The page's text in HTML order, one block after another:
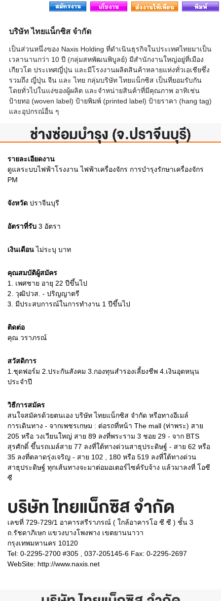
บริษัท ไทยแน็กซิส จำกัด
เป็นส่วนหนึ่งของ Naxis Holding ที่ดำเนินธุรกิจในประเทศไทยมาเป็น
เวลานานกว่า 10 ปี (กลุ่มสหพัฒนพิบูลย์) มีสำนักงานใหญ่อยู่ที่เมือง
เกียวโต ประเทศญี่ปุ่น และมีโรงงานผลิตสินค้าหลายแห่งทั่วเอเชียซึ่ง
รวมถึง ญี่ปุ่น จีน และ ไทย กลุ่มบริษัท ไทยแน็กซิส เป็นที่ยอมรับกัน
โดยทั่วไปในแง่ของผู้ผลิต และจำหน่ายสินค้าที่มีคุณภาพ อาทิเช่น
ป้ายทอ (woven label) ป้ายพิมพ์ (printed label) ป้ายราคา (hang tag)
และอุปกรณ์อื่น ๆ
ช่างซ่อมบำรุง (จ.ปราจีนบุรี)
รายละเอียดงาน
ดูแลระบบไฟฟ้าโรงงาน ไฟฟ้าเครื่องจักร การบำรุงรักษาเครื่องจักร
PM
จังหวัด ปราจีนบุรี
อัตราที่รับ 3 อัตรา
เงินเดือนไม่ระบุ บาท
คุณสมบัติผู้สมัคร
1.
เพศชาย อายุ 22 ปีขึ้นไป
2. วุฒิปวส. - ปริญญาตรี
3. มีประสบการณ์ในการทำงาน 1 ปีขึ้นไป
ติดต่อ
คุณ วราภรณ์
สวัสดิการ
1.ชุดฟอร์ม 2.ประกันสังคม 3.กองทุนสำรองเลี้ยงชีพ 4.เงินอุดหนุน
ประจำปี
วิธีการสมัคร
สนใจสมัครด้วยตนเอง บริษัท ไทยแน็กซิส จำกัด หรือทางอีเมล์
การเดินทาง - จากเพชรเกษม : ต่อรถที่หน้า The mall (ท่าพระ) สาย
205 หรือ วงเวียนใหญ่ สาย 89 ลงที่พระราม 3 ชอย 29 - จาก BTS
สุรศักดิ์ ขึ้นรถเมล์สาย 77 ลงที่ใต้ทางด่วนสาธุประดิษฐ์ - สาย 62 หรือ
35 ลงที่ตลาดรุ่งเจริญ - สาย 102 , 180 หรือ 519 ลงที่ใต้ทางด่วน
สาธุประดิษฐ์ ทุกเส้นทางจะมาต่อมอเตอร์ไซค์รับจ้าง แล้วมาลงที่ โอซี
ซี
บริษัท ไทยแน็กซิส จำกัด
เลขที่ 729-729/1 อาคารสรีราภรณ์ ( ใกล้อาคารโอ ซี ซี ) ชั้น 3
ถ.รัชดาภิเษก แขวงบางโพงพาง เขตยานนาวา
กรุงเทพมหานคร 10120
Tel: 0-2295-2700 #305 , 037-205145-6 Fax: 0-2295-2697
WebSite: http://www.naxis.net